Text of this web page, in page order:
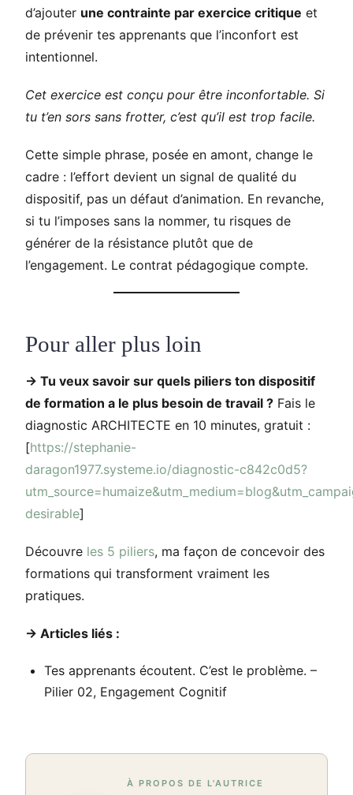
d’ajouter une contrainte par exercice critique et
de prévenir tes apprenants que l’inconfort est
intentionnel.
Cet exercice est conçu pour être inconfortable. Si
tu t’en sors sans frotter, c’est qu’il est trop facile.
Cette simple phrase, posée en amont, change le
cadre : l’effort devient un signal de qualité du
dispositif, pas un défaut d’animation. En revanche,
si tu l’imposes sans la nommer, tu risques de
générer de la résistance plutôt que de
l’engagement. Le contrat pédagogique compte.
Pour aller plus loin
→ Tu veux savoir sur quels piliers ton dispositif
de formation a le plus besoin de travail ? Fais le
diagnostic ARCHITECTE en 10 minutes, gratuit :
[https://stephanie-
daragon1977.systeme.io/diagnostic-c842c0d5?
desirable]
Découvre les 5 piliers, ma façon de concevoir des
formations qui transforment vraiment les
pratiques.
→ Articles liés :
Tes apprenants écoutent. C’est le problème. –
Pilier 02, Engagement Cognitif
À PROPOS DE L'AUTRICE